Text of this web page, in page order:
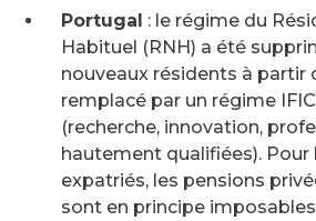
Portugal : le régime du
Habituel (RNH) a été
nouveaux résidents à partir
remplacé par un régime
(recherche, innovation,
hautement qualifiées). Pour
expatriés, les pensions
sont en principe